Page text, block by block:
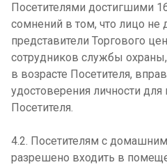
Посетителями достигшими
сомнений в том, что лицо не
представители Торгового
сотрудников службы
в возрасте Посетителя,
удостоверения личности для
Посетителя.
4.2. Посетителям с
разрешено входить в